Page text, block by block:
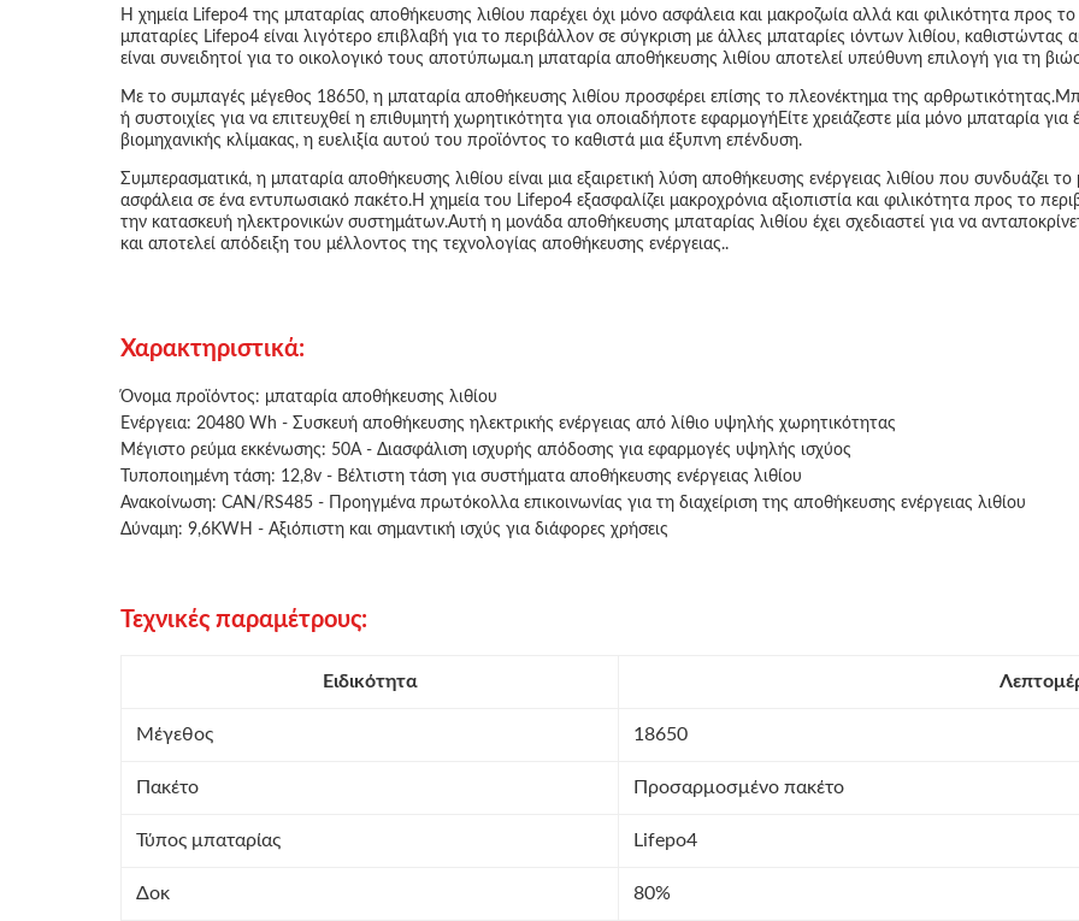
Η χημεία Lifepo4 της μπαταρίας αποθήκευσης λιθίου παρέχει όχι μόνο ασφάλεια και μακροζωία αλλά και φιλικότητα προς
μπαταρίες Lifepo4 είναι λιγότερο επιβλαβή για το περιβάλλον σε σύγκριση με άλλες μπαταρίες ιόντων λιθίου,
είναι συνειδητοί για το οικολογικό τους αποτύπωμα.η μπαταρία αποθήκευσης λιθίου αποτελεί υπεύθυνη επιλογή για τη
Με το συμπαγές μέγεθος 18650, η μπαταρία αποθήκευσης λιθίου προσφέρει επίσης το πλεονέκτημα της
ή συστοιχίες για να επιτευχθεί η επιθυμητή χωρητικότητα για οποιαδήποτε εφαρμογήΕίτε χρειάζεστε μία μόνο μπαταρία για
βιομηχανικής κλίμακας, η ευελιξία αυτού του προϊόντος το καθιστά μια έξυπνη επένδυση.
Συμπερασματικά, η μπαταρία αποθήκευσης λιθίου είναι μια εξαιρετική λύση αποθήκευσης ενέργειας λιθίου που συνδυάζει
ασφάλεια σε ένα εντυπωσιακό πακέτο.Η χημεία του Lifepo4 εξασφαλίζει μακροχρόνια αξιοπιστία και φιλικότητα προς το
την κατασκευή ηλεκτρονικών συστημάτων.Αυτή η μονάδα αποθήκευσης μπαταρίας λιθίου έχει σχεδιαστεί για να
και αποτελεί απόδειξη του μέλλοντος της τεχνολογίας αποθήκευσης ενέργειας..
Χαρακτηριστικά:
Όνομα προϊόντος: μπαταρία αποθήκευσης λιθίου
Ενέργεια: 20480 Wh - Συσκευή αποθήκευσης ηλεκτρικής ενέργειας από λίθιο υψηλής χωρητικότητας
Μέγιστο ρεύμα εκκένωσης: 50A - Διασφάλιση ισχυρής απόδοσης για εφαρμογές υψηλής ισχύος
Τυποποιημένη τάση: 12,8v - Βέλτιστη τάση για συστήματα αποθήκευσης ενέργειας λιθίου
Ανακοίνωση: CAN/RS485 - Προηγμένα πρωτόκολλα επικοινωνίας για τη διαχείριση της αποθήκευσης ενέργειας λιθίου
Δύναμη: 9,6KWH - Αξιόπιστη και σημαντική ισχύς για διάφορες χρήσεις
Τεχνικές παραμέτρους:
Ειδικότητα
Μέγεθος 18650
Πακέτο Προσαρμοσμένο πακέτο
Τύπος μπαταρίας Lifepo4
Δοκ 80%